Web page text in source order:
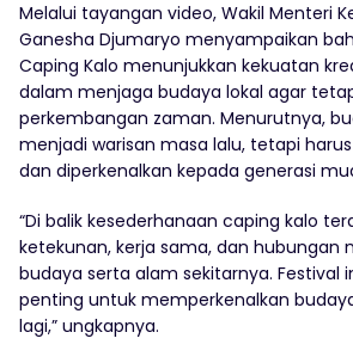
Melalui tayangan video, Wakil Menteri
Ganesha Djumaryo menyampaikan
Caping Kalo menunjukkan kekuatan
dalam menjaga budaya lokal agar
perkembangan zaman. Menurutnya,
menjadi warisan masa lalu, tetapi
dan diperkenalkan kepada generasi
“Di balik kesederhanaan caping kalo
ketekunan, kerja sama, dan hubungan
budaya serta alam sekitarnya. Festival
penting untuk memperkenalkan
lagi,” ungkapnya.